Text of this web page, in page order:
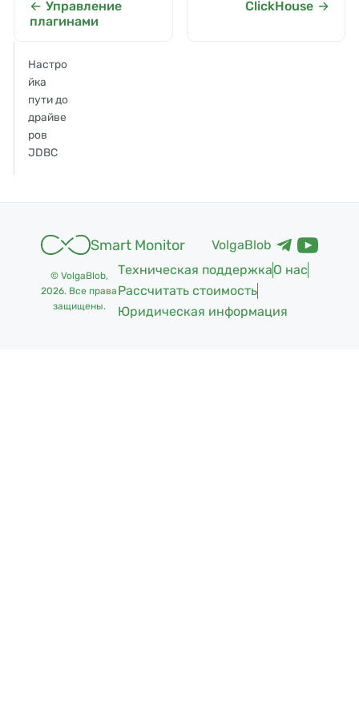
Управление
плагинами
ClickHouse
Настро
йка
пути до
драйве
ров
JDBC
Smart Monitor VolgaBlob
© VolgaBlob,
2026. Все права
защищены.
Техническая поддержкаО нас
Рассчитать стоимость
Юридическая информация